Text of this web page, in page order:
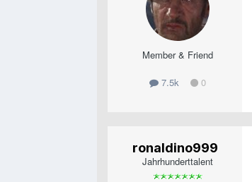
Member & Friend
7.5k 0
ronaldino999
Jahrhunderttalent